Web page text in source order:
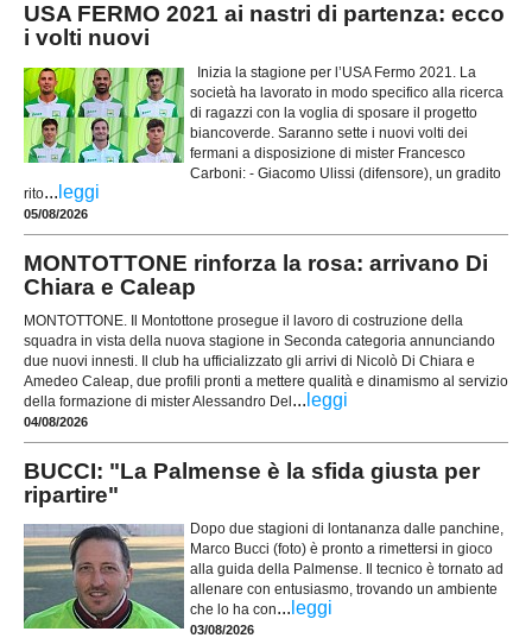
USA FERMO 2021 ai nastri di partenza: ecco
i volti nuovi
Inizia la stagione per l’USA Fermo 2021. La
società ha lavorato in modo specifico alla ricerca
di ragazzi con la voglia di sposare il progetto
biancoverde. Saranno sette i nuovi volti dei
fermani a disposizione di mister Francesco
Carboni: - Giacomo Ulissi (difensore), un gradito
rito... leggi
05/08/2026
MONTOTTONE rinforza la rosa: arrivano Di
Chiara e Caleap
MONTOTTONE. Il Montottone prosegue il lavoro di costruzione della
squadra in vista della nuova stagione in Seconda categoria annunciando
due nuovi innesti. Il club ha ufficializzato gli arrivi di Nicolò Di Chiara e
Amedeo Caleap, due profili pronti a mettere qualità e dinamismo al servizio
della formazione di mister Alessandro Del ... leggi
04/08/2026
BUCCI: "La Palmense è la sfida giusta per
ripartire"
Dopo due stagioni di lontananza dalle panchine,
Marco Bucci (foto) è pronto a rimettersi in gioco
alla guida della Palmense. Il tecnico è tornato ad
allenare con entusiasmo, trovando un ambiente
che lo ha con... leggi
03/08/2026